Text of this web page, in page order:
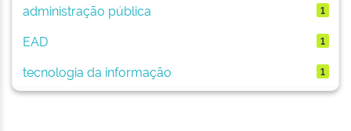
administração pública
1
EAD 1
tecnologia da informação 1